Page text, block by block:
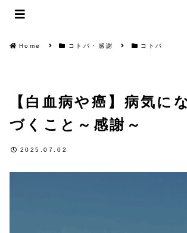
Home コトバ・感謝 コトバ
【白血病や癌】病気に
づくこと～感謝～
2025.07.02